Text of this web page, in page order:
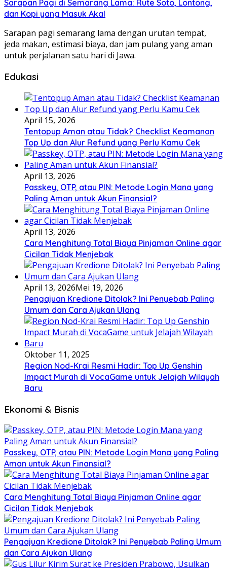
Sarapan Pagi di Semarang Lama: Rute Soto, Lontong,
dan Kopi yang Masuk Akal
Sarapan pagi semarang lama dengan urutan tempat,
jeda makan, estimasi biaya, dan jam pulang yang aman
untuk perjalanan satu hari di Jawa.
Edukasi
April 15, 2026
Tentopup Aman atau Tidak? Checklist Keamanan
Top Up dan Alur Refund yang Perlu Kamu Cek
April 13, 2026
Passkey, OTP, atau PIN: Metode Login Mana yang
Paling Aman untuk Akun Finansial?
April 13, 2026
Cara Menghitung Total Biaya Pinjaman Online agar
Cicilan Tidak Menjebak
April 13, 2026Mei 19, 2026
Pengajuan Kredione Ditolak? Ini Penyebab Paling
Umum dan Cara Ajukan Ulang
Oktober 11, 2025
Region Nod-Krai Resmi Hadir: Top Up Genshin
Impact Murah di VocaGame untuk Jelajah Wilayah
Baru
Ekonomi & Bisnis
Passkey, OTP, atau PIN: Metode Login Mana yang Paling
Aman untuk Akun Finansial?
Cara Menghitung Total Biaya Pinjaman Online agar
Cicilan Tidak Menjebak
Pengajuan Kredione Ditolak? Ini Penyebab Paling Umum
dan Cara Ajukan Ulang